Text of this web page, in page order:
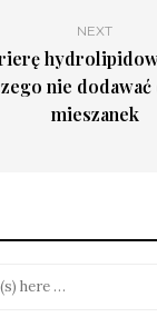
NEXT
nie
mieszanek